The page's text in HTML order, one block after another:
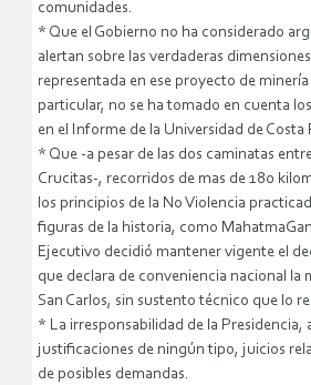
comunidades.
* Que el Gobierno no ha considerado
alertan sobre las verdaderas
representada en ese proyecto de
particular, no se ha tomado en cuenta
en el Informe de la Universidad de Costa
* Que -a pesar de las dos caminatas
Crucitas-, recorridos de mas de 180
los principios de la No Violencia
figuras de la historia, como
Ejecutivo decidió mantener vigente el
que declara de conveniencia nacional la
San Carlos, sin sustento técnico que lo
* La irresponsabilidad de la Presidencia,
justificaciones de ningún tipo, juicios
de posibles demandas.